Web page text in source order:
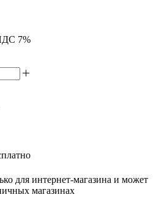
7%
для интернет-магазина и может
магазинах